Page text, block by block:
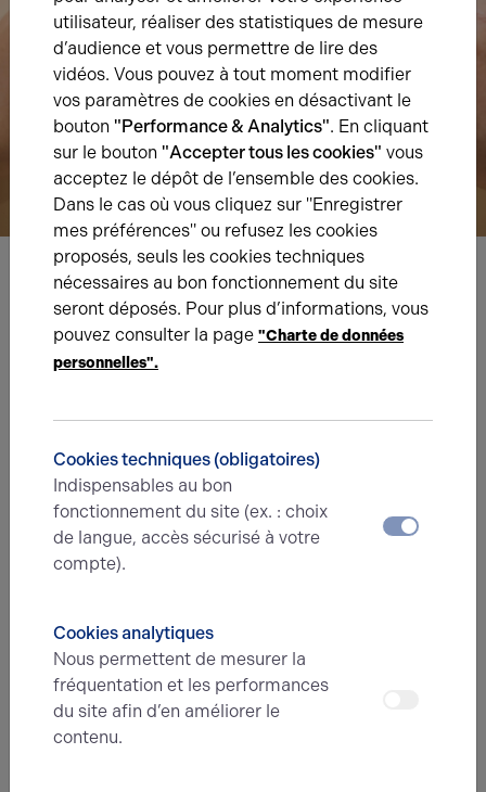
Nous avons hâte de vous lire,
prenez contact !
Prénom*
E-mail*
N° de téléphone*
Type d'offre
utilisateur, réaliser des statistiques de mesure
d’audience et vous permettre de lire des
vidéos. Vous pouvez à tout moment modifier
vos paramètres de cookies en désactivant le
bouton "Performance & Analytics". En cliquant
sur le bouton "Accepter tous les cookies" vous
acceptez le dépôt de l’ensemble des cookies.
Dans le cas où vous cliquez sur "Enregistrer
mes préférences" ou refusez les cookies
proposés, seuls les cookies techniques
nécessaires au bon fonctionnement du site
seront déposés. Pour plus d’informations, vous
pouvez consulter la page "Charte de données
personnelles".
Cookies techniques (obligatoires)
Indispensables au bon
fonctionnement du site (ex. : choix
de langue, accès sécurisé à votre
compte).
Cookies analytiques
Nous permettent de mesurer la
fréquentation et les performances
du site afin d’en améliorer le
contenu.